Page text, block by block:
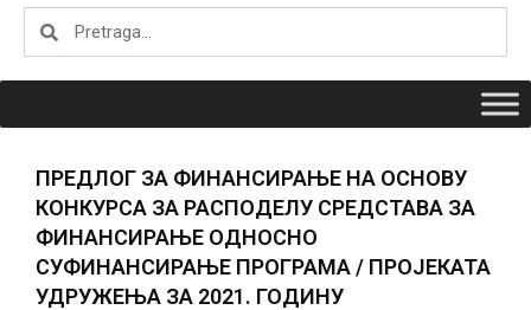
Search
ПРЕДЛОГ ЗА ФИНАНСИРАЊЕ НА ОСНОВУ
КОНКУРСА ЗА РАСПОДЕЛУ СРЕДСТАВА ЗА
ФИНАНСИРАЊЕ ОДНОСНО
СУФИНАНСИРАЊЕ ПРОГРАМА / ПРОЈЕКАТА
УДРУЖЕЊА ЗА 2021. ГОДИНУ